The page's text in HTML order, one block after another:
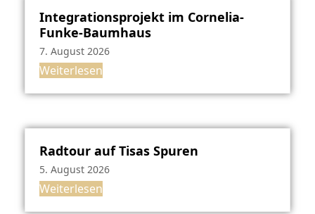
Integrationsprojekt im Cornelia-
Funke-Baumhaus
7. August 2026
Weiterlesen
Radtour auf Tisas Spuren
5. August 2026
Weiterlesen